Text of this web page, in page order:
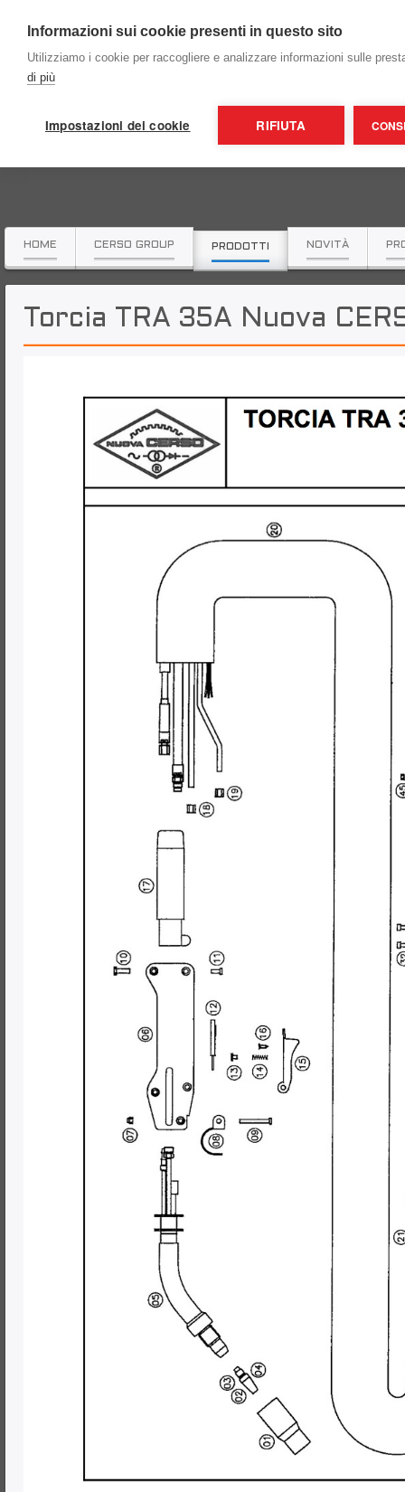
HOME CERSO GROUP PRODOTTI NOVITÀ
Torcia TRA 35A Nuova
Informazioni sui cookie presenti in questo sito
Utilizziamo i cookie per raccogliere e analizzare informazioni sulle
di più
Impostazioni dei cookie RIFIUTA